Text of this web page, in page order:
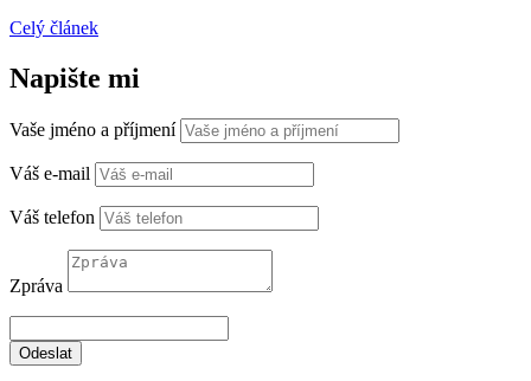
Celý článek
Napište mi
Vaše jméno a příjmení
Váš e-mail
Váš telefon
Zpráva
Odeslat